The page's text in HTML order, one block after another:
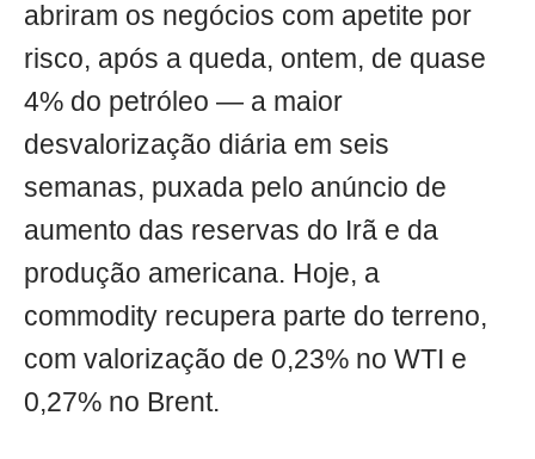
abriram os negócios com apetite por
risco, após a queda, ontem, de quase
4% do petróleo — a maior
desvalorização diária em seis
semanas, puxada pelo anúncio de
aumento das reservas do Irã e da
produção americana. Hoje, a
commodity recupera parte do terreno,
com valorização de 0,23% no WTI e
0,27% no Brent.